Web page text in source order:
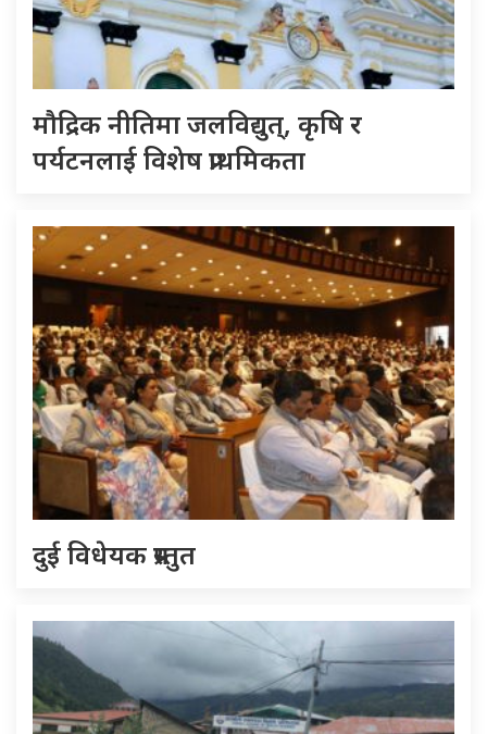
मौद्रिक नीतिमा जलविद्युत्, कृषि र
पर्यटनलाई विशेष प्राथमिकता
दुई विधेयक प्रस्तुत